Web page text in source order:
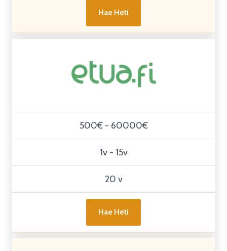
Hae Heti
500€ - 60000€
1v - 15v
20 v
Hae Heti